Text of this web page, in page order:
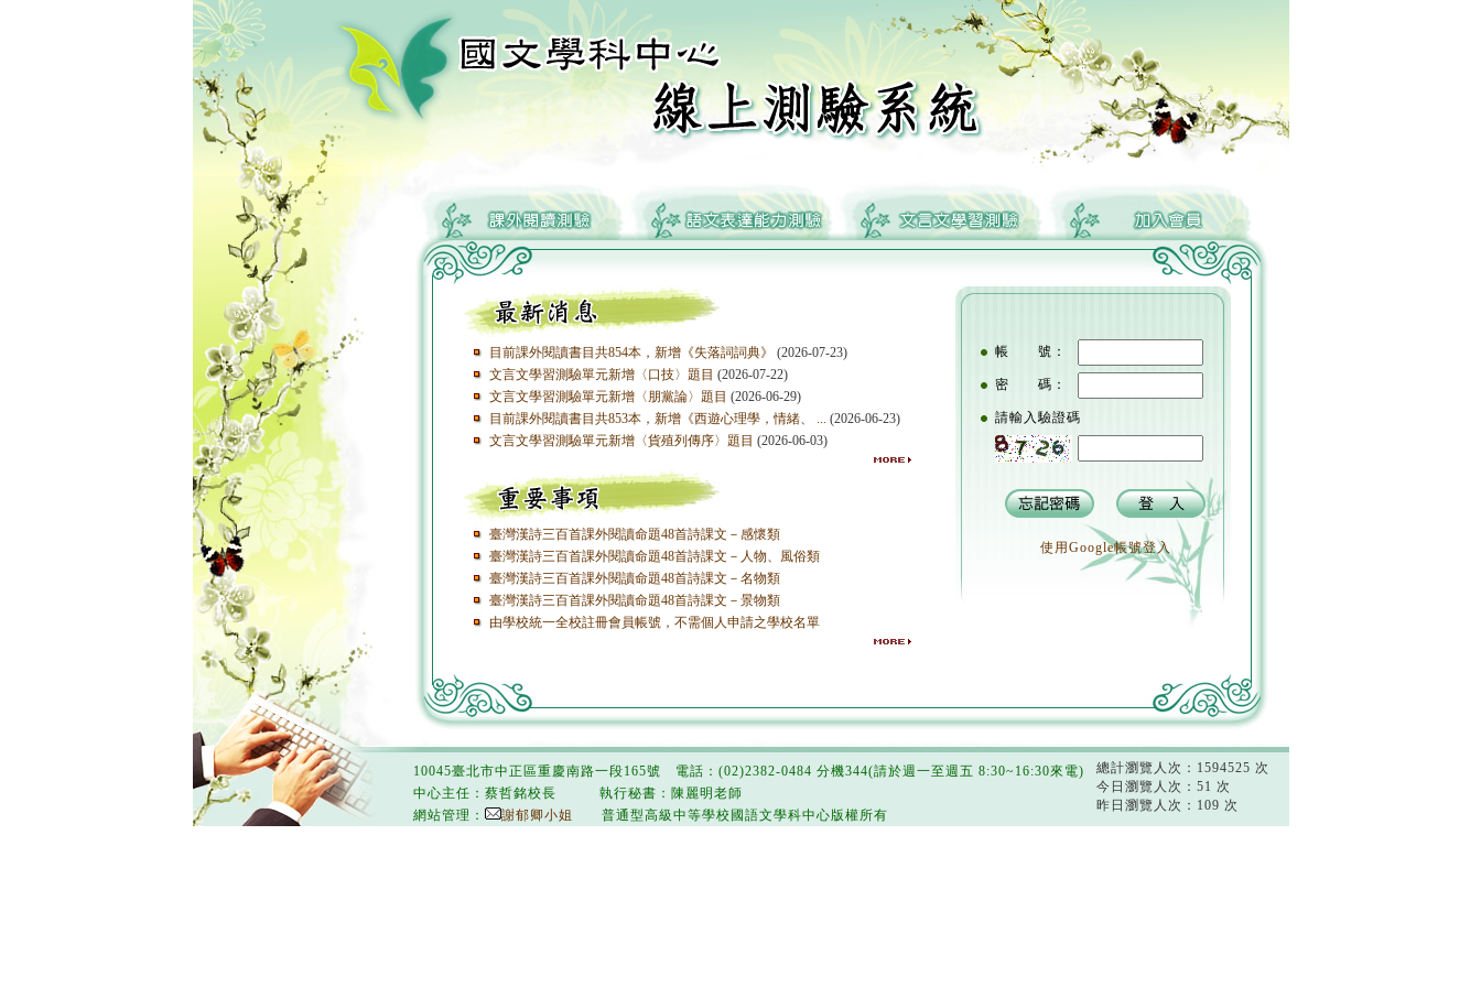
帳 號：
密 碼：
請輸入驗證碼
使用Google帳號登入
目前課外閱讀書目共854本，新增《失落詞詞典》
(2026-07-23)
文言文學習測驗單元新增〈口技〉題目 (2026-07-22)
文言文學習測驗單元新增〈朋黨論〉題目 (2026-06-29)
目前課外閱讀書目共853本，新增《西遊心理學，情緒、 ... (2026-06-23)
文言文學習測驗單元新增〈貨殖列傳序〉題目 (2026-06-03)
臺灣漢詩三百首課外閱讀命題48首詩課文－感懷類
臺灣漢詩三百首課外閱讀命題48首詩課文－人物、風俗類
臺灣漢詩三百首課外閱讀命題48首詩課文－名物類
臺灣漢詩三百首課外閱讀命題48首詩課文－景物類
由學校統一全校註冊會員帳號，不需個人申請之學校名單
總計瀏覽人次：1594525 次
今日瀏覽人次：51 次
昨日瀏覽人次：109 次
10045臺北市中正區重慶南路一段165號 電話：(02)2382-0484 分機344(請於週一至週五 8:30~16:30來電)
中心主任：蔡哲銘校長 執行秘書：陳麗明老師
網站管理：
謝郁卿小姐 普通型高級中等學校國語文學科中心版權所有